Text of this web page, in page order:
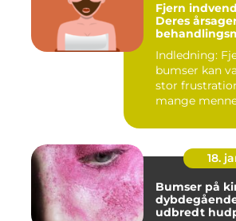
Fjern
Deres
Indledning:
bumser kan
stor
mange
18.
Bumser på
udbredt